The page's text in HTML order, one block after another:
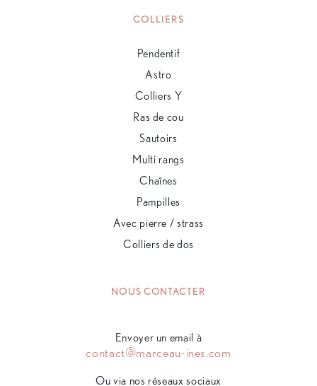
COLLIERS
Pendentif
Astro
Colliers Y
Ras de cou
Sautoirs
Multi rangs
Chaînes
Pampilles
Avec pierre / strass
Colliers de dos
NOUS CONTACTER
Envoyer un email à
contact@marceau-ines.com
Ou via nos réseaux sociaux